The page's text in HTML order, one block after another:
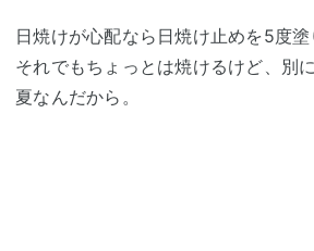
日焼けが心配なら日焼け止めを5度塗
それでもちょっとは焼けるけど、別
夏なんだから。